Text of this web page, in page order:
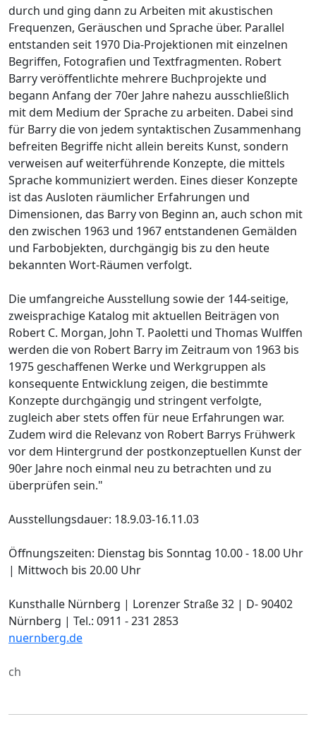
durch und ging dann zu Arbeiten mit akustischen
Frequenzen, Geräuschen und Sprache über. Parallel
entstanden seit 1970 Dia-Projektionen mit einzelnen
Begriffen, Fotografien und Textfragmenten. Robert
Barry veröffentlichte mehrere Buchprojekte und
begann Anfang der 70er Jahre nahezu ausschließlich
mit dem Medium der Sprache zu arbeiten. Dabei sind
für Barry die von jedem syntaktischen Zusammenhang
befreiten Begriffe nicht allein bereits Kunst, sondern
verweisen auf weiterführende Konzepte, die mittels
Sprache kommuniziert werden. Eines dieser Konzepte
ist das Ausloten räumlicher Erfahrungen und
Dimensionen, das Barry von Beginn an, auch schon mit
den zwischen 1963 und 1967 entstandenen Gemälden
und Farbobjekten, durchgängig bis zu den heute
bekannten Wort-Räumen verfolgt.
Die umfangreiche Ausstellung sowie der 144-seitige,
zweisprachige Katalog mit aktuellen Beiträgen von
Robert C. Morgan, John T. Paoletti und Thomas Wulffen
werden die von Robert Barry im Zeitraum von 1963 bis
1975 geschaffenen Werke und Werkgruppen als
konsequente Entwicklung zeigen, die bestimmte
Konzepte durchgängig und stringent verfolgte,
zugleich aber stets offen für neue Erfahrungen war.
Zudem wird die Relevanz von Robert Barrys Frühwerk
vor dem Hintergrund der postkonzeptuellen Kunst der
90er Jahre noch einmal neu zu betrachten und zu
überprüfen sein."
Ausstellungsdauer: 18.9.03-16.11.03
Öffnungszeiten: Dienstag bis Sonntag 10.00 - 18.00 Uhr
| Mittwoch bis 20.00 Uhr
Kunsthalle Nürnberg | Lorenzer Straße 32 | D- 90402
Nürnberg | Tel.: 0911 - 231 2853
nuernberg.de
ch